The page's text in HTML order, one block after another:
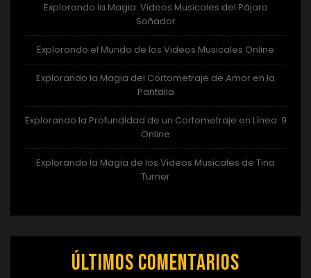
Explorando la Magia: Videos Musicales del Pájaro
Soñador
Explorando el Mundo de los Videos Musicales Online
Explorando la Magia del Cortometraje de Amor en la
Pantalla
Explorando la Profundidad de un Cortometraje en Línea: 9
Online
Explorando la Magia de los Videos Musicales de Tina
Turner
Últimos comentarios